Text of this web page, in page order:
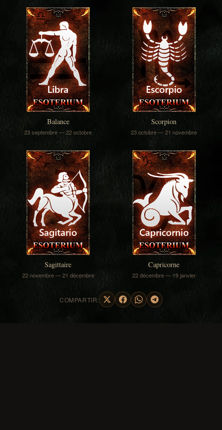
Balance
23 septembre — 22 octobre
Scorpion
23 octobre — 21 novembre
Sagittaire
22 novembre — 21 décembre
Capricorne
22 décembre — 19 janvier
COMPARTIR: